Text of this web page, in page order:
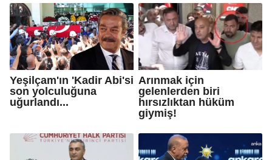
Yeşilçam'ın 'Kadir Abi'si
son yolculuğuna
uğurlandı...
Arınmak için
gelenlerden biri
hırsızlıktan hüküm
giymiş!